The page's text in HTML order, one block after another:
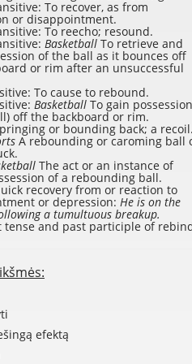
To recover, as from
or disappointment.
To reecho; resound.
Basketball To retrieve and
of the ball as it bounces off
or rim after an unsuccessful
To cause to rebound.
Basketball To gain possession
off the backboard or rim.
or bounding back; a recoil.
A rebounding or caroming ball
The act or an instance of
of a rebounding ball.
recovery from or reaction to
or depression: He is on the
a tumultuous breakup.
tense and past participle of
efektą